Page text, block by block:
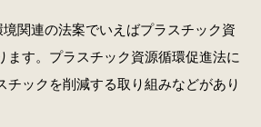
関連の法案でいえばプラスチック資
ます。プラスチック資源循環促進法に
チックを削減する取り組みなどがあり